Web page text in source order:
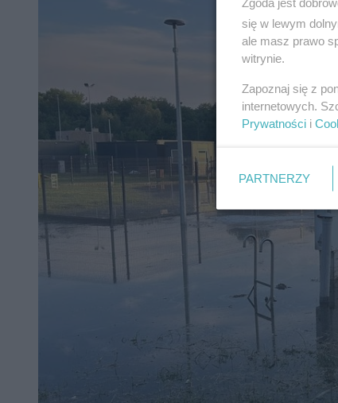
się w lewym
ale masz prawo
witrynie.
Zapoznaj się z
internetowych.
Prywatności i
PARTNERZY